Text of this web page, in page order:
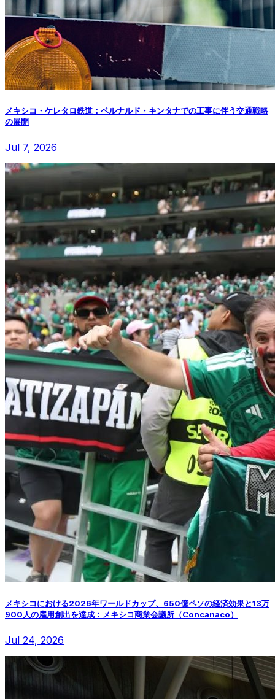
メキシコ・ケレタロ鉄道：ベルナルド・キンタナでの工事に伴う交通戦略
の展開
Jul 7, 2026
メキシコにおける2026年ワールドカップ、650億ペソの経済効果と13万
900人の雇用創出を達成：メキシコ商業会議所（Concanaco）
Jul 24, 2026